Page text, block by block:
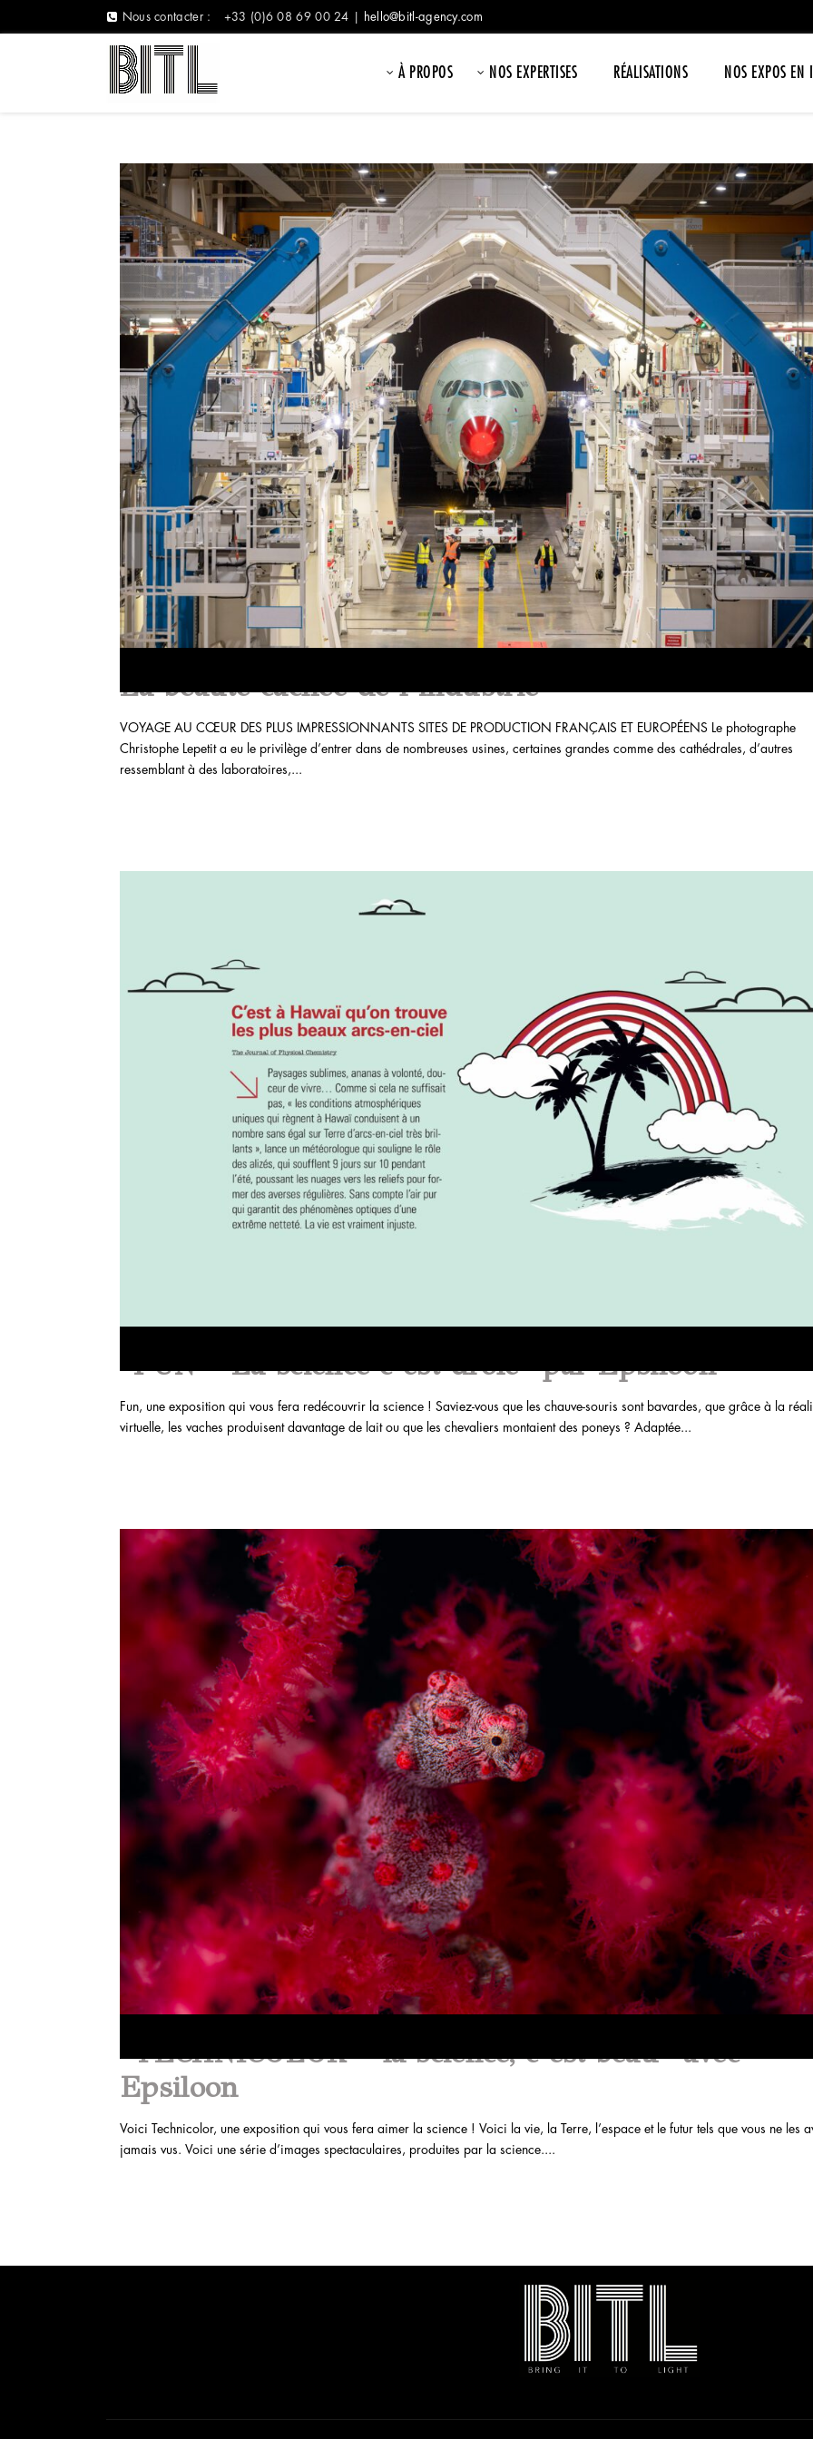
Nous contacter : +33 (0)6 08 69 00 24 | hello@bitl-agency.com
À PROPOS NOS EXPERTISES RÉALISATIONS NOS EXPOS EN
La beauté cachée de l’industrie
VOYAGE AU CŒUR DES PLUS IMPRESSIONNANTS SITES DE PRODUCTION FRANÇAIS ET EUROPÉENS Le photographe
Christophe Lepetit a eu le privilège d’entrer dans de nombreuses usines, certaines grandes comme des cathédrales, d’autres
ressemblant à des laboratoires,...
“FUN – La science c’est drôle” par Epsiloon
Fun, une exposition qui vous fera redécouvrir la science ! Saviez-vous que les chauve-souris sont bavardes, que grâce à la
virtuelle, les vaches produisent davantage de lait ou que les chevaliers montaient des poneys ? Adaptée...
“TECHNICOLOR – la science, c’est beau” avec
Epsiloon
Voici Technicolor, une exposition qui vous fera aimer la science ! Voici la vie, la Terre, l’espace et le futur tels que vous ne les
jamais vus. Voici une série d’images spectaculaires, produites par la science....